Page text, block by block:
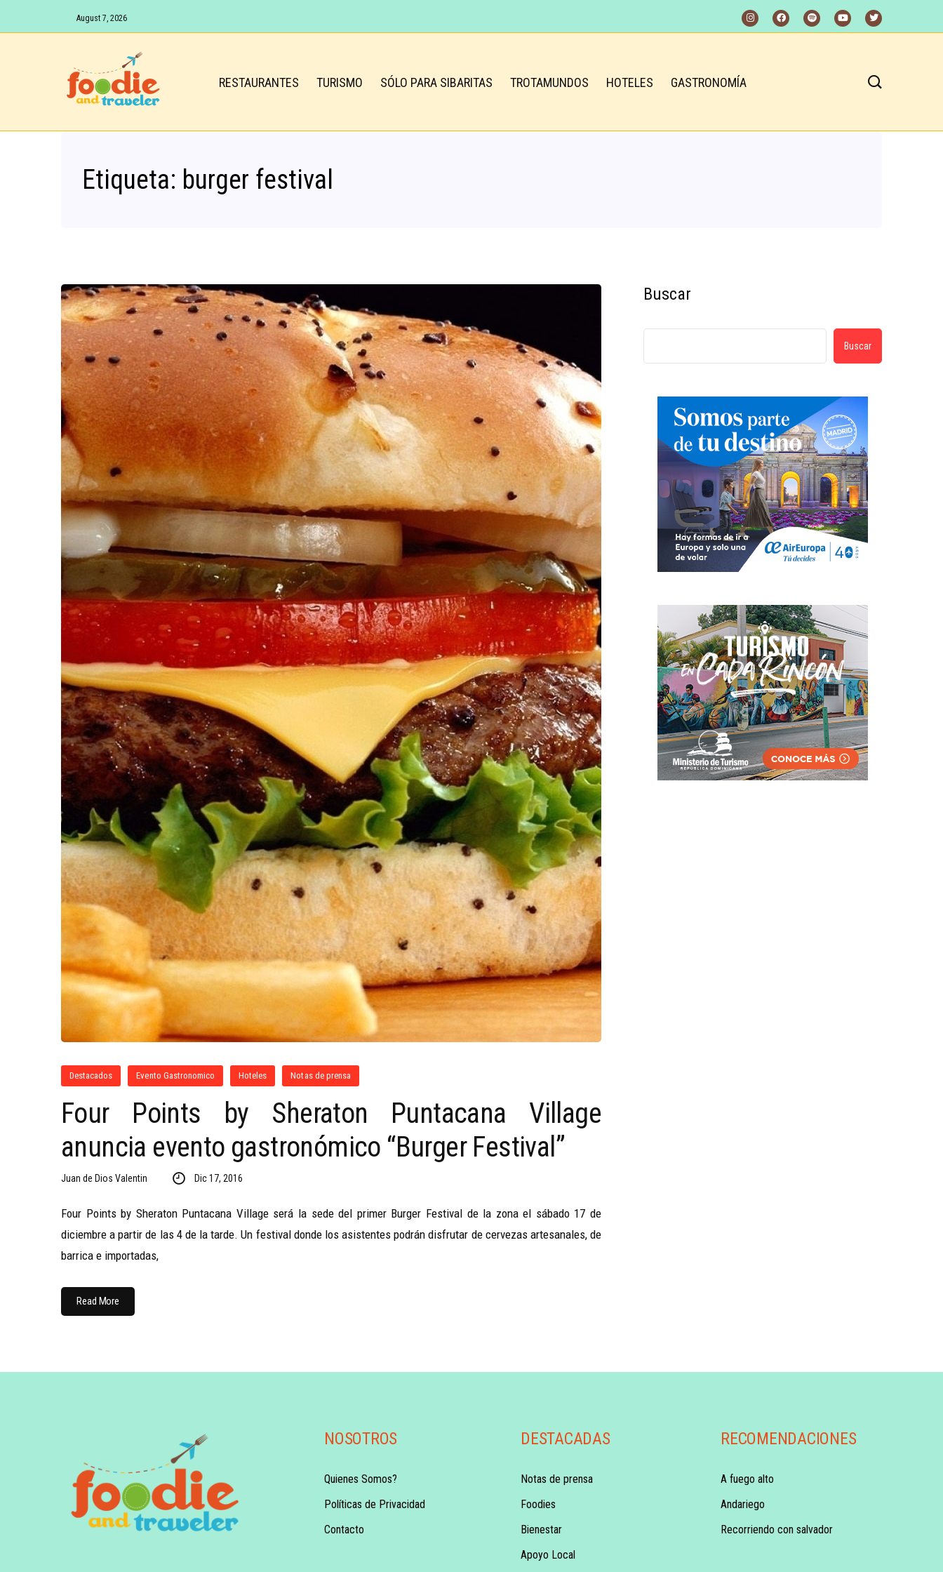
August 7, 2026
RESTAURANTES TURISMO SÓLO PARA SIBARITAS TROTAMUNDOS HOTELES GASTRONOMÍA
Etiqueta: burger festival
Destacados Evento Gastronomico Hoteles Notas de prensa
Four Points by Sheraton Puntacana Village
anuncia evento gastronómico “Burger Festival”
Juan de Dios Valentin Dic 17, 2016
Four Points by Sheraton Puntacana Village será la sede del primer Burger Festival de la zona el sábado 17 de
diciembre a partir de las 4 de la tarde. Un festival donde los asistentes podrán disfrutar de cervezas artesanales, de
barrica e importadas,
Read More
Buscar
Buscar
NOSOTROS
Quienes Somos?
Políticas de Privacidad
Contacto
DESTACADAS
Notas de prensa
Foodies
Bienestar
Apoyo Local
RECOMENDACIONES
A fuego alto
Andariego
Recorriendo con salvador